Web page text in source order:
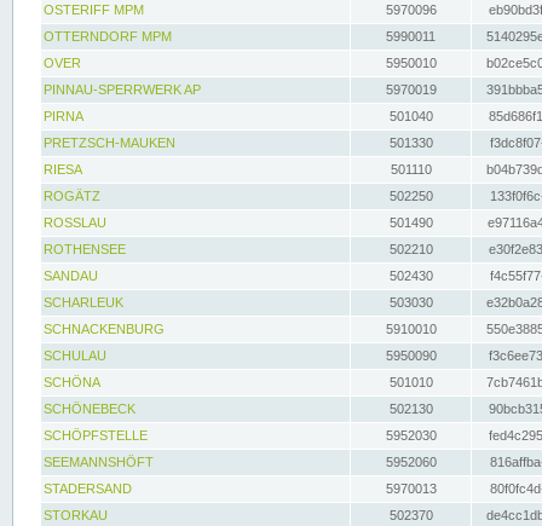
OSTERIFF MPM
5970096
OTTERNDORF MPM
5990011
OVER
5950010
PINNAU-SPERRWERK AP
5970019
PIRNA
501040
PRETZSCH-MAUKEN
501330
RIESA
501110
ROGÄTZ
502250
ROSSLAU
501490
ROTHENSEE
502210
SANDAU
502430
SCHARLEUK
503030
SCHNACKENBURG
5910010
SCHULAU
5950090
SCHÖNA
501010
SCHÖNEBECK
502130
SCHÖPFSTELLE
5952030
SEEMANNSHÖFT
5952060
STADERSAND
5970013
STORKAU
502370